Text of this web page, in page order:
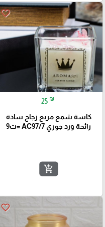
favorite_border
25 ₪
كاسة شمع مربع زجاج سادة
رائحة ورد جوري AC97/7 =ث9
add_shopping_cart
favorite_border